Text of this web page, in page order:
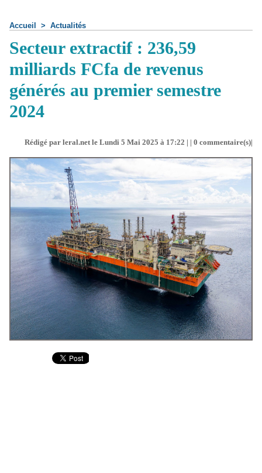
Accueil > Actualités
Secteur extractif : 236,59
milliards FCfa de revenus
générés au premier semestre
2024
Rédigé par leral.net le Lundi 5 Mai 2025 à 17:22 | | 0 commentaire(s)|